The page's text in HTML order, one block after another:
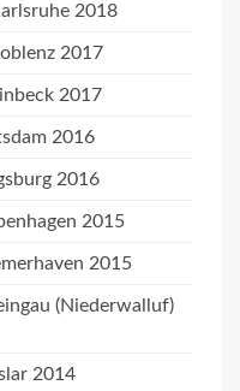
2018
2017
2017
2016
2016
2015
2015
(Niederwalluf)
2014